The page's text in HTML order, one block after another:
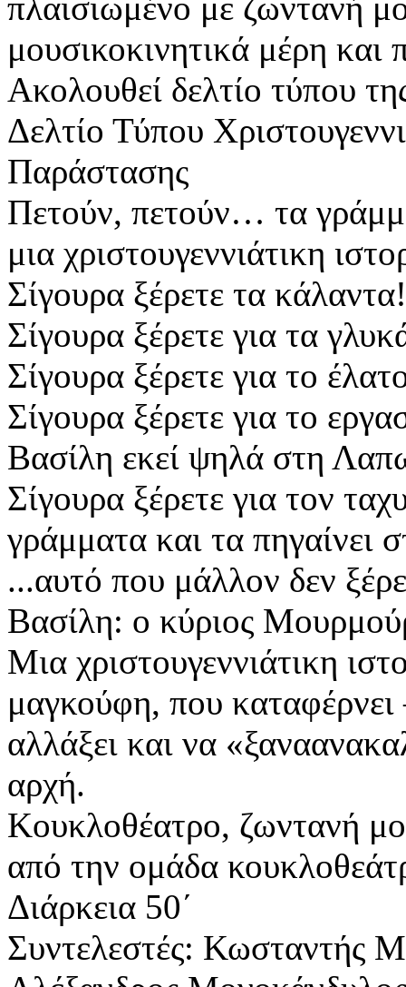
πλαισιωμένο με ζωντανή
μουσικοκινητικά μέρη και
Ακολουθεί δελτίο τύπου
Δελτίο Τύπου
Παράστασης
Πετούν, πετούν… τα
μια χριστουγεννιάτικη
Σίγουρα ξέρετε τα
Σίγουρα ξέρετε για τα
Σίγουρα ξέρετε για το
Σίγουρα ξέρετε για το
Βασίλη εκεί ψηλά στη
Σίγουρα ξέρετε για τον
γράμματα και τα
...αυτό που μάλλον δεν
Βασίλη: ο κύριος
Μια χριστουγεννιάτικη
μαγκούφη, που
αλλάξει και να
αρχή.
Κουκλοθέατρο, ζωντανή
από την ομάδα
Διάρκεια 50΄
Συντελεστές: Κωσταντής